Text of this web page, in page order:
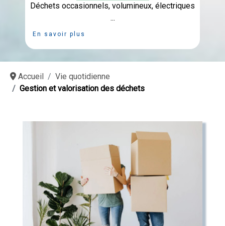
Déchets occasionnels, volumineux, électriques
...
En savoir plus
Accueil
Vie quotidienne
Gestion et valorisation des déchets